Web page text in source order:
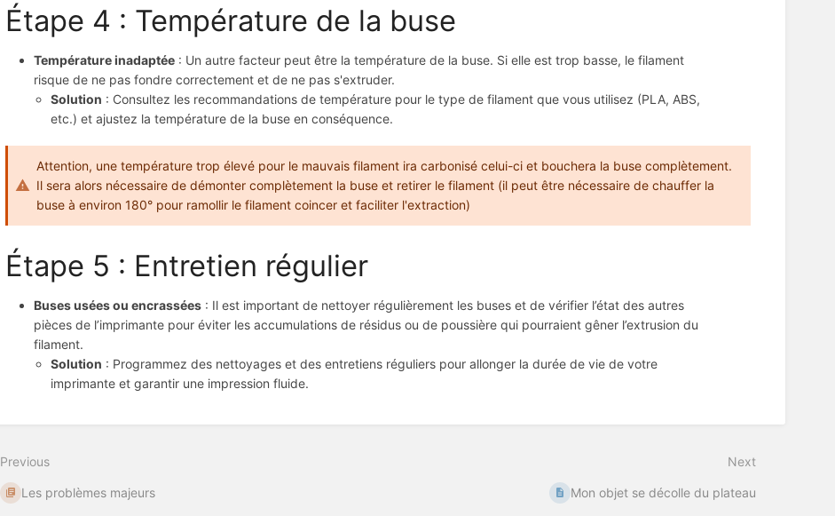
Étape 4 : Température de la buse
Température inadaptée : Un autre facteur peut être la température de la buse. Si elle est trop basse, le filament
risque de ne pas fondre correctement et de ne pas s'extruder.
Solution : Consultez les recommandations de température pour le type de filament que vous utilisez (PLA, ABS,
etc.) et ajustez la température de la buse en conséquence.
Attention, une température trop élevé pour le mauvais filament ira carbonisé celui-ci et bouchera la buse complètement.
Il sera alors nécessaire de démonter complètement la buse et retirer le filament (il peut être nécessaire de chauffer la
buse à environ 180° pour ramollir le filament coincer et faciliter l'extraction)
Étape 5 : Entretien régulier
Buses usées ou encrassées : Il est important de nettoyer régulièrement les buses et de vérifier l’état des autres
pièces de l’imprimante pour éviter les accumulations de résidus ou de poussière qui pourraient gêner l’extrusion du
filament.
Solution : Programmez des nettoyages et des entretiens réguliers pour allonger la durée de vie de votre
imprimante et garantir une impression fluide.
Previous
Les problèmes majeurs
Next
Mon objet se décolle du plateau